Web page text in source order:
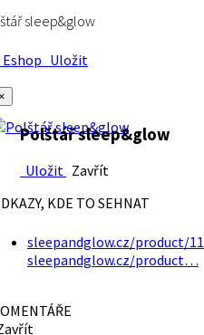
sleep&glow
Uložit
Polštář sleep&glow
Uložit Zavřít
KDE TO SEHNAT
sleepandglow.cz/product/11
sleepandglow.cz/product…